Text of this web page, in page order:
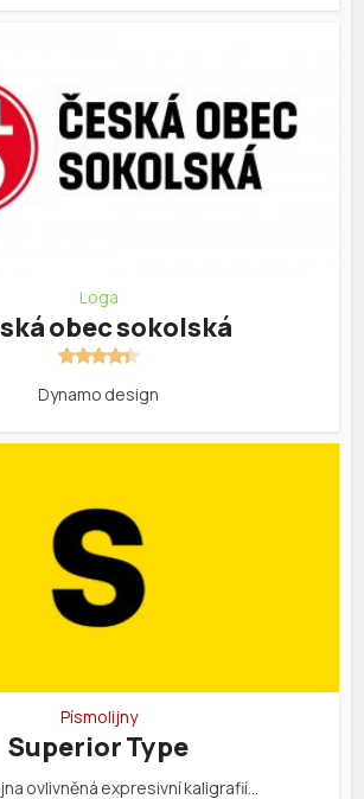
Loga
obec sokolská
Dynamo design
Písmolijny
Superior Type
ovlivněná expresivní kaligrafií…